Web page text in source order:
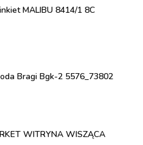
MALIBU 8414/1 8C
Bragi Bgk-2 5576_73802
WITRYNA WISZĄCA